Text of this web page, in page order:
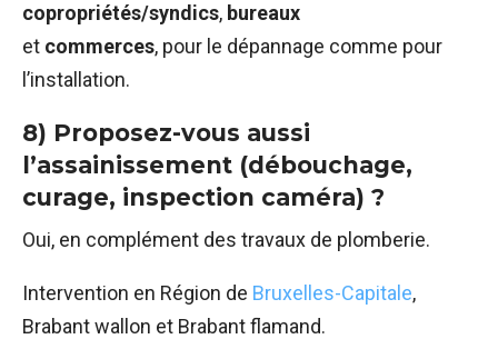
copropriétés/syndics, bureaux
et commerces, pour le dépannage comme pour
l’installation.
8) Proposez-vous aussi
l’assainissement (débouchage,
curage, inspection caméra) ?
Oui, en complément des travaux de plomberie.
Intervention en Région de Bruxelles-Capitale,
Brabant wallon et Brabant flamand.